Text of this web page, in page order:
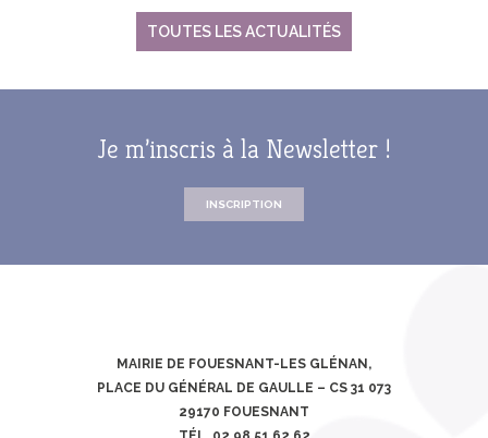
TOUTES LES ACTUALITÉS
Je m’inscris à la Newsletter !
INSCRIPTION
MAIRIE DE FOUESNANT-LES GLÉNAN,
PLACE DU GÉNÉRAL DE GAULLE – CS 31 073
29170 FOUESNANT